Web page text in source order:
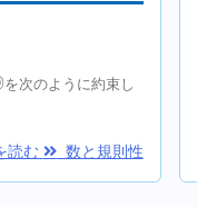
を次のように約束し
読む 数と規則性